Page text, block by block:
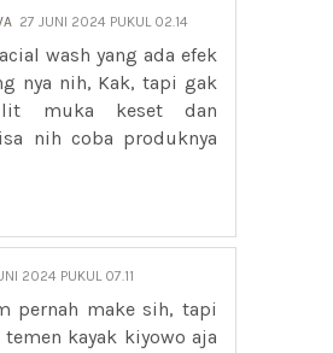
27 JUNI 2024 PUKUL 02.14
wash yang ada efek
nya nih, Kak, tapi gak
muka keset dan
nih coba produknya
2024 PUKUL 07.11
pernah make sih, tapi
kayak kiyowo aja